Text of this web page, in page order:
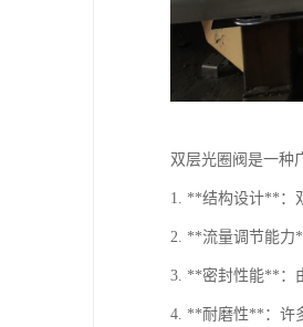
双层光圈阀是一种
1. **结构设计**：
2. **流量调节能力
3. **密封性能**：
4. **耐磨性**：许